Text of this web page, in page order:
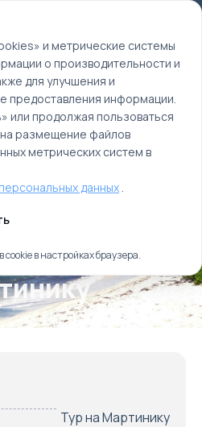
Тур на Мартинику
и метрические системы
о производительности и
для улучшения и
предоставления информации.
или продолжая пользоваться
размещение файлов
метрических систем в
данных.
в настройках браузера.